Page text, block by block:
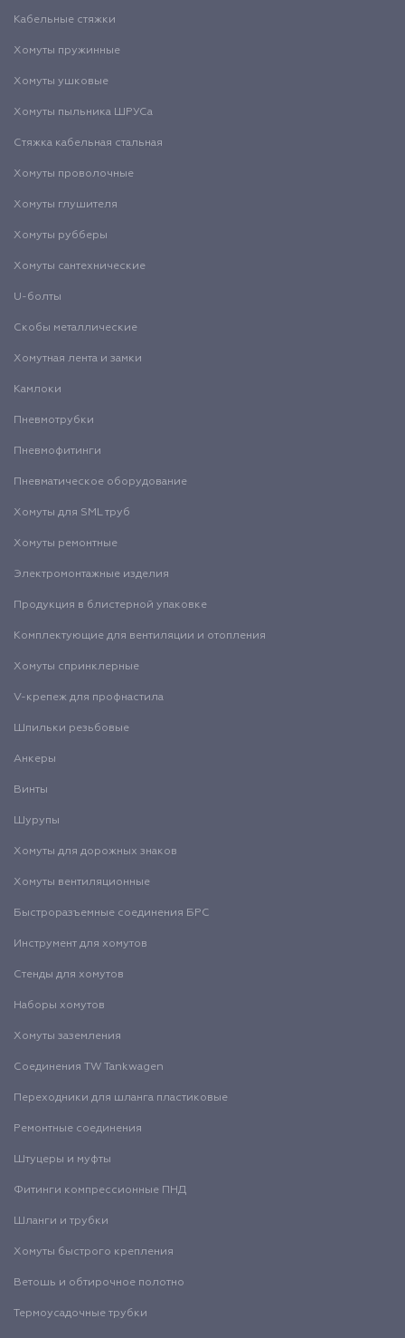
Кабельные стяжки
Хомуты пружинные
Хомуты ушковые
Хомуты пыльника ШРУСа
Стяжка кабельная стальная
Хомуты проволочные
Хомуты глушителя
Хомуты рубберы
Хомуты сантехнические
U-болты
Скобы металлические
Хомутная лента и замки
Камлоки
Пневмотрубки
Пневмофитинги
Пневматическое оборудование
Хомуты для SML труб
Хомуты ремонтные
Электромонтажные изделия
Продукция в блистерной упаковке
Комплектующие для вентиляции и отопления
Хомуты спринклерные
V-крепеж для профнастила
Шпильки резьбовые
Анкеры
Винты
Шурупы
Хомуты для дорожных знаков
Хомуты вентиляционные
Быстроразъемные соединения БРС
Инструмент для хомутов
Стенды для хомутов
Наборы хомутов
Хомуты заземления
Соединения TW Tankwagen
Переходники для шланга пластиковые
Ремонтные соединения
Штуцеры и муфты
Фитинги компрессионные ПНД
Шланги и трубки
Хомуты быстрого крепления
Ветошь и обтирочное полотно
Термоусадочные трубки